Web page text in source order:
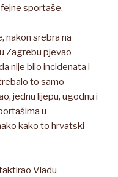
sportaše.
nakon srebra na
Zagrebu pjevao
nije bilo incidenata i
to samo
jednu lijepu, ugodnu i
u
kako to hrvatski
Vladu